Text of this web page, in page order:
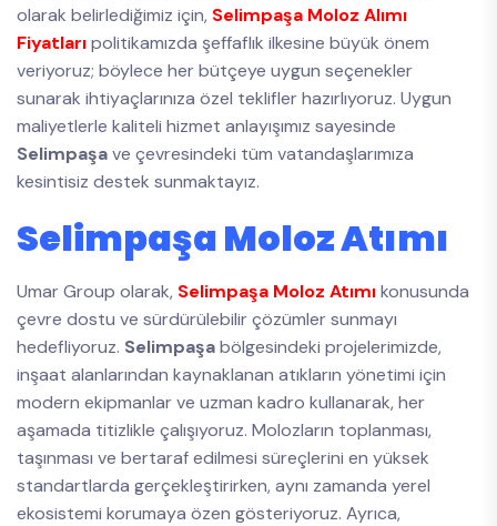
olarak belirlediğimiz için, Selimpaşa Moloz Alımı
Fiyatlarıpolitikamızda şeffaflık ilkesine büyük önem
veriyoruz; böylece her bütçeye uygun seçenekler
sunarak ihtiyaçlarınıza özel teklifler hazırlıyoruz. Uygun
maliyetlerle kaliteli hizmet anlayışımız sayesinde
Selimpaşave çevresindeki tüm vatandaşlarımıza
kesintisiz destek sunmaktayız.
Selimpaşa Moloz Atımı
Umar Group olarak, Selimpaşa Moloz Atımıkonusunda
çevre dostu ve sürdürülebilir çözümler sunmayı
hedefliyoruz. Selimpaşabölgesindeki projelerimizde,
inşaat alanlarından kaynaklanan atıkların yönetimi için
modern ekipmanlar ve uzman kadro kullanarak, her
aşamada titizlikle çalışıyoruz. Molozların toplanması,
taşınması ve bertaraf edilmesi süreçlerini en yüksek
standartlarda gerçekleştirirken, aynı zamanda yerel
ekosistemi korumaya özen gösteriyoruz. Ayrıca,